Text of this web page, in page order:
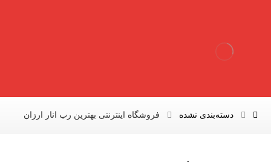
دسته‌بندی نشده فروشگاه اینترنتی بهترین رب انار ارزان